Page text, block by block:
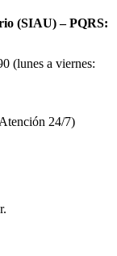
(SIAU) – PQRS:
(lunes a viernes:
24/7)